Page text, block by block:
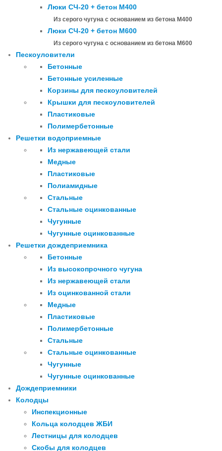
Люки СЧ-20 + бетон М400
Из серого чугуна с основанием из бетона М400
Люки СЧ-20 + бетон М600
Из серого чугуна с основанием из бетона М600
Пескоуловители
Бетонные
Бетонные усиленные
Корзины для пескоуловителей
Крышки для пескоуловителей
Пластиковые
Полимербетонные
Решетки водоприемные
Из нержавеющей стали
Медные
Пластиковые
Полиамидные
Стальные
Стальные оцинкованные
Чугунные
Чугунные оцинкованные
Решетки дождеприемника
Бетонные
Из высокопрочного чугуна
Из нержавеющей стали
Из оцинкованной стали
Медные
Пластиковые
Полимербетонные
Стальные
Стальные оцинкованные
Чугунные
Чугунные оцинкованные
Дождеприемники
Колодцы
Инспекционные
Кольца колодцев ЖБИ
Лестницы для колодцев
Скобы для колодцев